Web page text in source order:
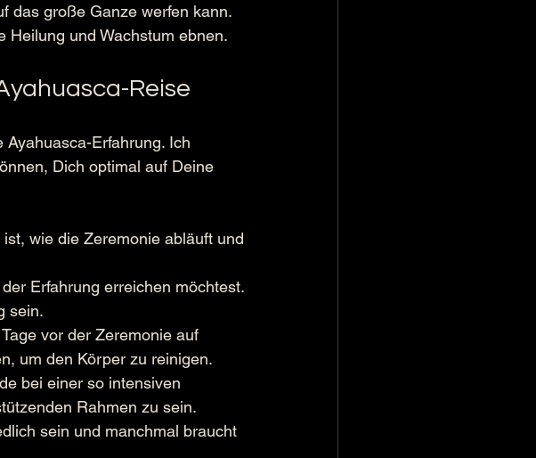
das große Ganze werfen kann.
Heilung und Wachstum ebnen.
Reise
Erfahrung. Ich
Dich optimal auf Deine
wie die Zeremonie abläuft und
Erfahrung erreichen möchtest.
sein.
vor der Zeremonie auf
um den Körper zu reinigen.
bei einer so intensiven
Rahmen zu sein.
sein und manchmal braucht